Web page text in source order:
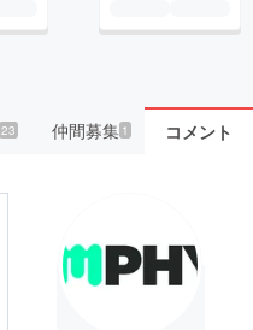
23 仲間募集 1 コメント